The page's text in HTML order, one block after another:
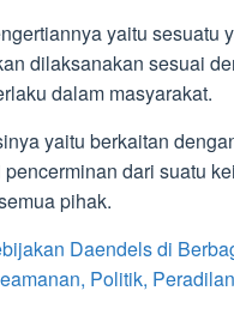
yaitu sesuatu
dilaksanakan sesuai
dalam masyarakat.
yaitu berkaitan
dari suatu
pihak.
Daendels di
Politik,